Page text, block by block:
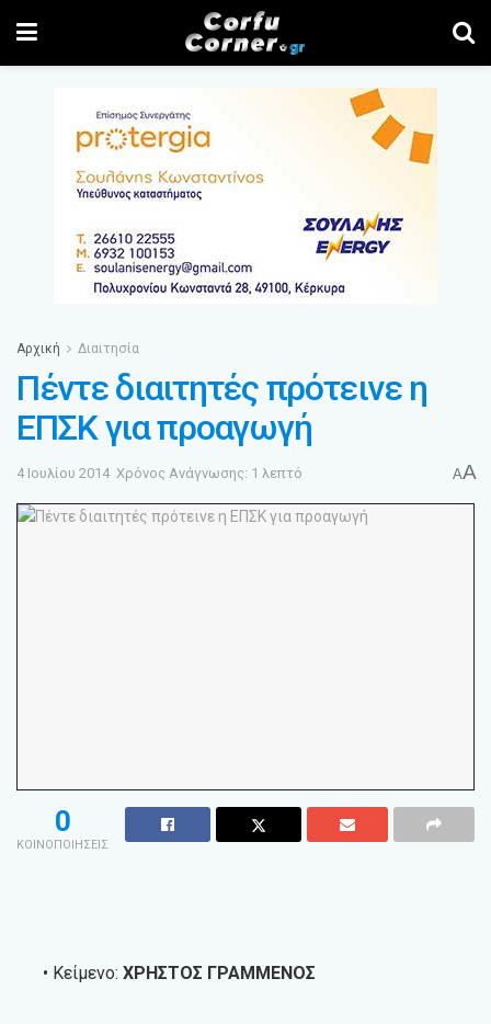
Αρχική Διαιτησία
Πέντε διαιτητές πρότεινε η
ΕΠΣΚ για προαγωγή
4 Ιουλίου 2014 Χρόνος Ανάγνωσης: 1 λεπτό AA
0
ΚΟΙΝΟΠΟΙΗΣΕΙΣ
• Κείμενο: ΧΡΗΣΤΟΣ ΓΡΑΜΜΕΝΟΣ